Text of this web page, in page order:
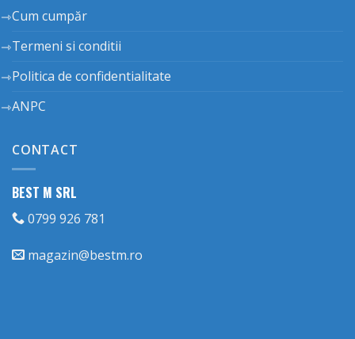
Cum cumpăr
Termeni si conditii
Politica de confidentialitate
ANPC
CONTACT
BEST M SRL
0799 926 781
magazin@bestm.ro